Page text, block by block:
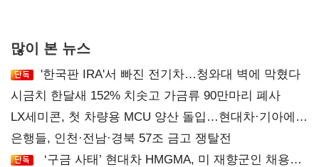
많이 본 뉴스
'한국판 IRA'서 빠진 전기차…청와대 벽에 막혔다
시금치 한달새 152% 치솟고 가금류 90만마리 폐사
LX세미콘, 첫 차량용 MCU 양산 돌입…현대차·기아에
공급
은행들, 인천·전남·경북 57조 금고 쟁탈전
‘구금 사태’ 현대차 HMGMA, 미 재향군인 채용